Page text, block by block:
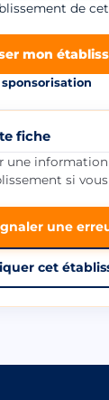
de
mon
fiche
une
si
une
cet